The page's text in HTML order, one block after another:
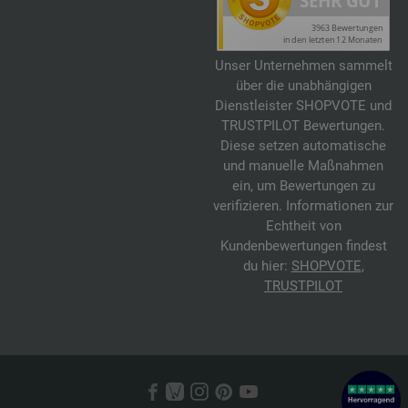
Unser Unternehmen sammelt
über die unabhängigen
Dienstleister SHOPVOTE und
TRUSTPILOT Bewertungen.
Diese setzen automatische
und manuelle Maßnahmen
ein, um Bewertungen zu
verifizieren. Informationen zur
Echtheit von
Kundenbewertungen findest
du hier: SHOPVOTE,
TRUSTPILOT